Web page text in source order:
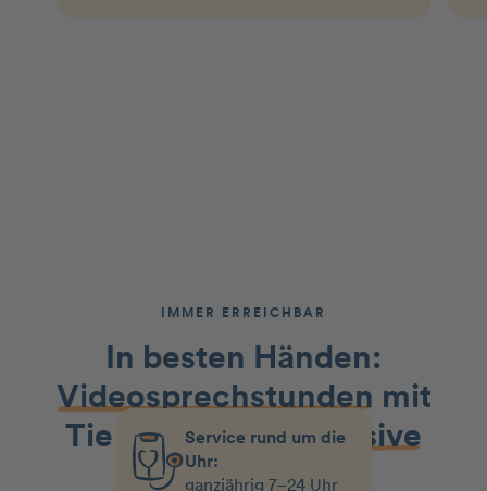
IMMER ERREICHBAR
In besten Händen:
Videosprechstunden mit
Tierärzt:innen inklusive
Service rund um die
Uhr:
ganzjährig 7–24 Uhr